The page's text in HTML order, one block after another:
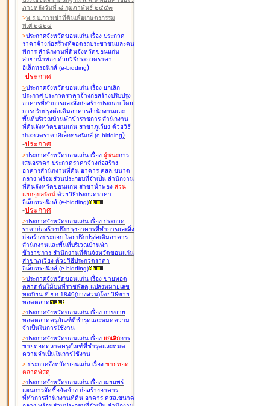
ภายหลังวันที่ ๘ กุมภาพันธ์ ๒๕๕๓
>พ.ร.บ.การเช่าที่ดินเพื่อเกษตรกรรม
พ.ศ.๒๕๒๔
>ประกาศจังหวัดขอนแก่น เรื่อง ประกวด
ราคาจ้างก่อสร้างที่จอดรถประชาชนและคน
พิการ สำนักงานที่ดินจังหวัดขอนแก่น
สาขาน้ำพอง ด้วยวิธีประกวดราคา
อิเล็กทรอนิกส์ (e-bidding)
-ประกาศ
>ประกาศจังหวัดขอนแก่น เรื่อง ยกเลิก
ประกาศ ประกวดราคาจ้างก่อสร้างปรับปรุง
อาคารที่ทำการและสิ่งก่อสร้างประกอบ โดย
การปรับปรุงต่อเติมอาคารสำนักงานและ
พื้นที่บริเวณบ้านพักข้าราชการ สำนักงาน
ที่ดินจังหวัดขอนแก่น สาขาภูเวียง ด้วยวิธี
ประกวดราคาอิเล็กทรอนิกส์ (e-bidding)
-ประกาศ
>ประกาศจังหวัดขอนแก่น เรื่อง ผู้ชนะการ
เสนอราคา ประกวดราคาจ้างก่อสร้าง
อาคารสำนักงานที่ดิน อาคาร คสล.ขนาด
กลาง พร้อมส่วนประกอบที่จำเป็น สำนักงาน
ที่ดินจังหวัดขอนแก่น สาขาน้ำพอง ส่วน
แยกอุบลรัตน์ ด้วยวิธีประกวดราคา
อิเล็กทรอนิกส์ (e-bidding)
-ประกาศ
>ประกาศจังหวัดขอนแก่น เรื่อง ประกวด
ราคาก่อสร้างปรับปรุงอาคารที่ทำการและสิ่ง
ก่อสร้างประกอบ โดยปรับปรุง่อเติมอาคาร
สำนักงานและพื้นที่บริเวณบ้านพัก
ข้าราชการ สำนักงานที่ดินจังหวัดขอนแก่น
สาขาภูเวียง ด้วยวิธีประกวดราคา
อิเล็กทรอนิกส์ (e-bidding)
>ประกาศจังหวัดขอนแก่น เรื่อง ขายทอด
ตลาดต้นไม้บนที่ราชพัสดุ แปลงหมายเลข
ทะเบียน ที่ ขก.1849(บางส่วน)โดยวิธีขาย
ทอดตลาด
>ประกาศจังหวัดขอนแก่น เรื่อง การขาย
ทอดตลาดครุภัณฑ์ที่ชำรุดและหมดความ
จำเป็นในการใช้งาน
>ประกาศจังหวัดขอนแก่น เรื่อง ยกเลิกการ
ขายทอดตลาดครุภัณฑ์ที่ชำรุดและหมด
ความจำเป็นในการใช้งาน
> ประกาศจังหวัดขอนแก่น เรื่อง ขายทอด
ตลาดพัสดุ
>ประกาศจังหวัดขอนแก่น เรื่อง เผยแพร่
แผนการจัดซื้อจัดจ้าง ก่อสร้างอาคาร
ที่ทำการสำนักงานที่ดิน อาคาร คสล.ขนาด